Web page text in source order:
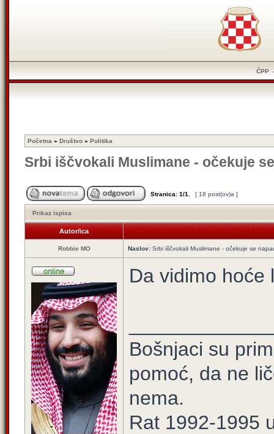
ČPP
Početna » Društvo » Politika
Srbi iščvokali Muslimane - očekuje
Stranica: 1/1 [ 18 post(ov)a ]
Prikaz ispisa
Autor/ica
Robbie MO Naslov: Srbi iščvokali Muslimane - očekuje se
Da vidimo hoće
Bošnjaci su
pomoć, da ne
nema.
Rat 1992-1995